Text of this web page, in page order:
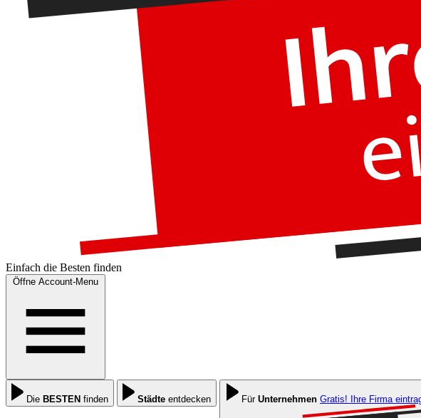
Einfach die Besten finden
Öffne Account-Menu
Die BESTEN finden Städte entdecken Für Unternehmen Gratis! Ihre Firma